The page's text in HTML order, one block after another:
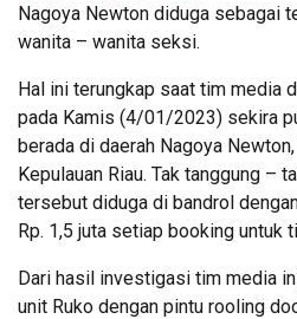
Nagoya Newton diduga sebagai
wanita – wanita seksi.
Hal ini terungkap saat tim media
pada Kamis (4/01/2023) sekira
berada di daerah Nagoya
Kepulauan Riau. Tak tanggung –
tersebut diduga di bandrol
Rp. 1,5 juta setiap booking untuk
Dari hasil investigasi tim media
unit Ruko dengan pintu rooling